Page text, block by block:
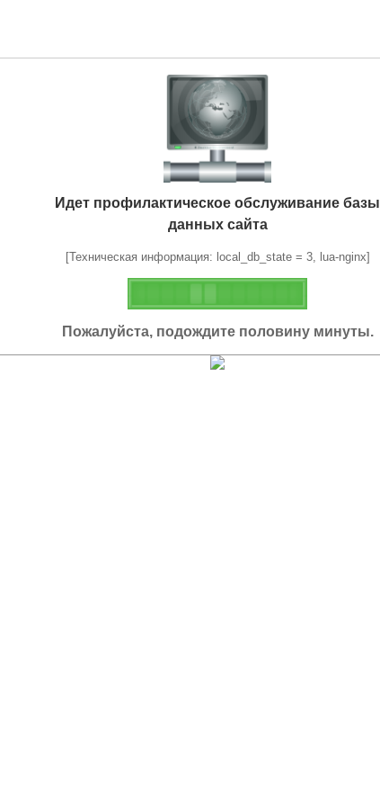
Идет профилактическое обслуживание базы
данных сайта
[Техническая информация: local_db_state = 3, lua-nginx]
Пожалуйста, подождите половину минуты.